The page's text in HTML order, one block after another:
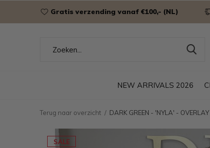
NEW ARRIVALS 2026
Gratis verzending vanaf €100,- (NL)
Terug naar overzicht DARK GREEN - 'NYLA' -
SALE